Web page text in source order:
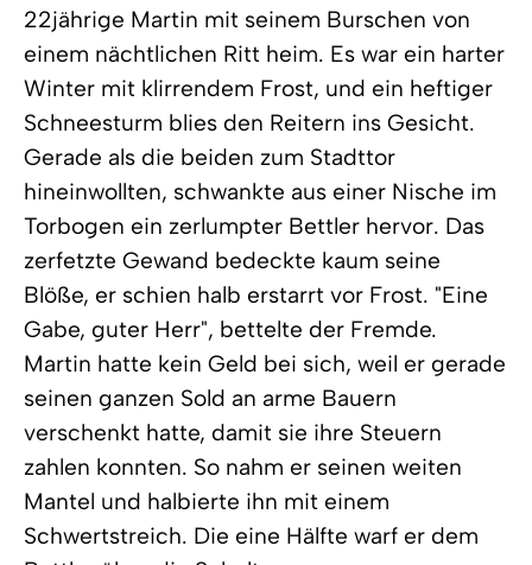
22jährige Martin mit seinem Burschen von
einem nächtlichen Ritt heim. Es war ein harter
Winter mit klirrendem Frost, und ein heftiger
Schneesturm blies den Reitern ins Gesicht.
Gerade als die beiden zum Stadttor
hineinwollten, schwankte aus einer Nische im
Torbogen ein zerlumpter Bettler hervor. Das
zerfetzte Gewand bedeckte kaum seine
Blöße, er schien halb erstarrt vor Frost. "Eine
Gabe, guter Herr", bettelte der Fremde.
Martin hatte kein Geld bei sich, weil er gerade
seinen ganzen Sold an arme Bauern
verschenkt hatte, damit sie ihre Steuern
zahlen konnten. So nahm er seinen weiten
Mantel und halbierte ihn mit einem
Schwertstreich. Die eine Hälfte warf er dem